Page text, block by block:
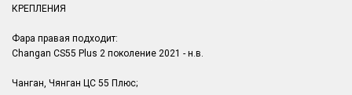
КРЕПЛЕНИЯ
Фара правая подходит:
Changan CS55 Plus 2 поколение 2021 - н.в.
Чанган, Чянган ЦС 55 Плюс;